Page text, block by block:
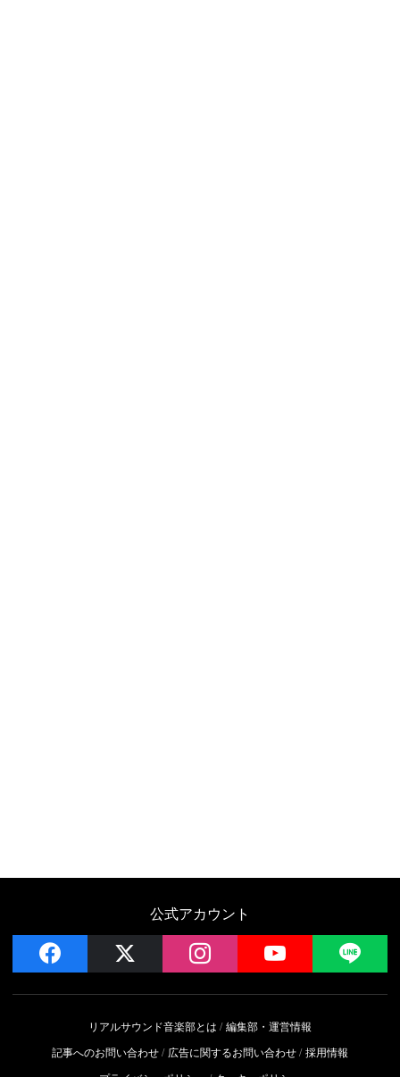
公式アカウント
facebook instagram YouTube
リアルサウンド音楽部とは
編集部・運営情報
記事へのお問い合わせ
広告に関するお問い合わせ 採用情報